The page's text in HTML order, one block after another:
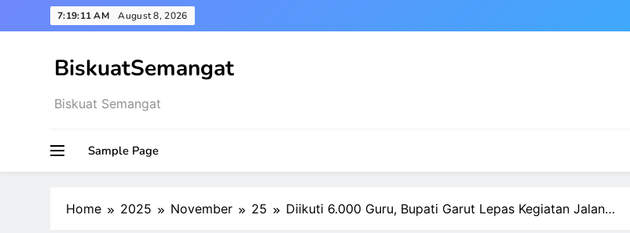
to
7:19:12 AM August 8, 2026
BiskuatSemangat
Biskuat Semangat
Sample Page
Home 2025 November 25 Diikuti 6.000 Guru, Bupati Garut Lepas Kegiatan Jalan…